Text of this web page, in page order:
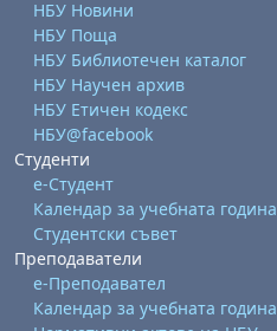
НБУ Новини
НБУ Поща
НБУ Библиотечен каталог
НБУ Научен архив
НБУ Етичен кодекс
НБУ@facebook
Студенти
е-Студент
Календар за учебната година
Студентски съвет
Преподаватели
е-Преподавател
Календар за учебната година